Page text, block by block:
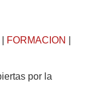
| FORMACION
por la